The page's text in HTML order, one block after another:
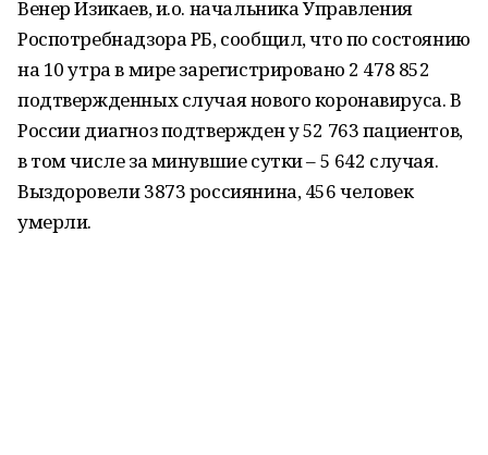
Венер Изикаев, и.о. начальника Управления
Роспотребнадзора РБ, сообщил, что по состоянию
на 10 утра в мире зарегистрировано 2 478 852
подтвержденных случая нового коронавируса. В
России диагноз подтвержден у 52 763 пациентов,
в том числе за минувшие сутки – 5 642 случая.
Выздоровели 3873 россиянина, 456 человек
умерли.